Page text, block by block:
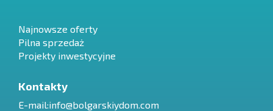
Najnowsze oferty
Pilna sprzedaż
Projekty inwestycyjne
Kontakty
E-mail:info@bolgarskiydom.com